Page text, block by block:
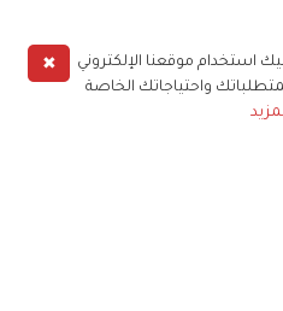
✖
استخدام موقعنا الإلكتروني
واحتياجاتك الخاصة